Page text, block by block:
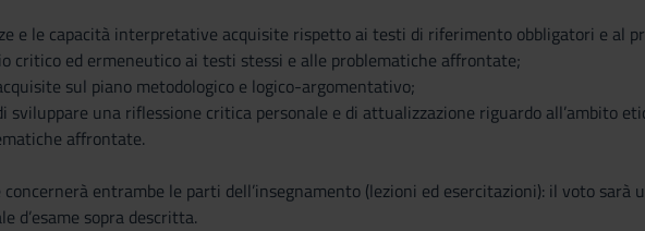
e le capacità interpretative acquisite rispetto ai testi di riferimento obbligatori e al
critico ed ermeneutico ai testi stessi e alle problematiche affrontate;
sul piano metodologico e logico-argomentativo;
sviluppare una riflessione critica personale e di attualizzazione riguardo all’ambito
affrontate.
entrambe le parti dell’insegnamento (lezioni ed esercitazioni): il voto
d’esame sopra descritta.